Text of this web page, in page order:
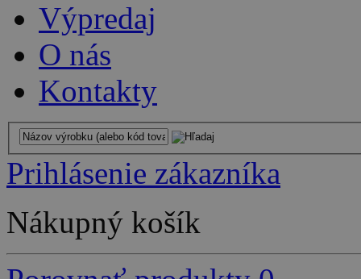
Výpredaj
O nás
Kontakty
Prihlásenie zákazníka
Nákupný košík